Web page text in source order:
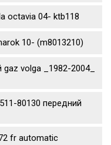
octavia 04- ktb118
10- (m8013210)
volga _1982-2004_
80130 передний
fr automatic